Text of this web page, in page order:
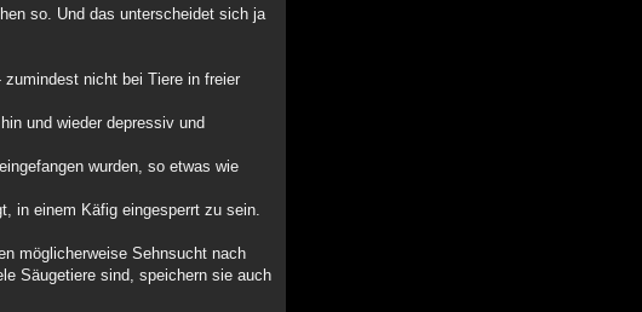
so. Und das unterscheidet sich ja
nicht bei Tiere in freier
und wieder depressiv und
wurden, so etwas wie
in einem Käfig eingesperrt zu sein.
möglicherweise Sehnsucht nach
Säugetiere sind, speichern sie auch